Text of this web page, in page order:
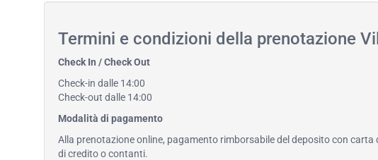
Termini e condizioni della prenotazione
Check In / Check Out
Check-in dalle 14:00
Check-out dalle 14:00
Modalità di pagamento
Alla prenotazione online, pagamento rimborsabile del deposito con
di credito o contanti.